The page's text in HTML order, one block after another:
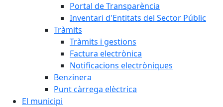
Portal de Transparència
Inventari d'Entitats del Sector Públic
Tràmits
Tràmits i gestions
Factura electrònica
Notificacions electròniques
Benzinera
Punt càrrega elèctrica
El municipi